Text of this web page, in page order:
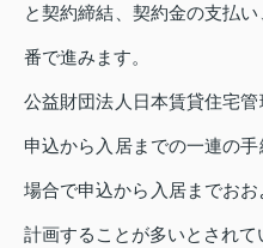
と契約締結、契約金の支払
番で進みます。
公益財団法人日本賃貸住宅管
申込から入居までの一連の
場合で申込から入居までお
計画することが多いとされて